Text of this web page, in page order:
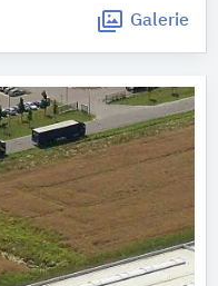
Galerie